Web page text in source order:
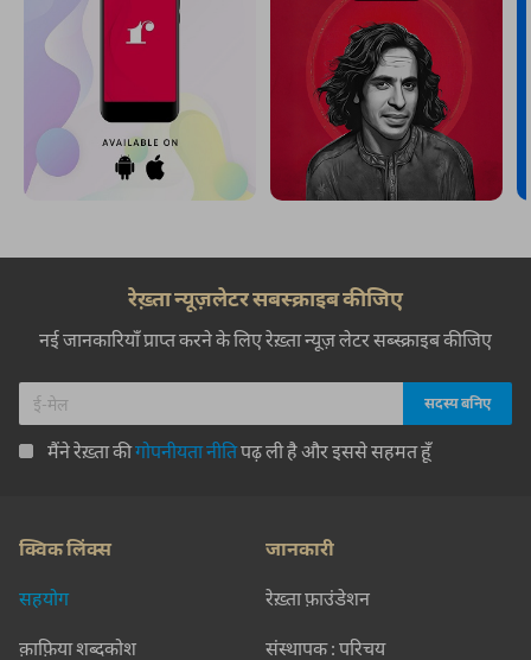
रेख़्ता न्यूज़लेटर सबस्क्राइब कीजिए
नई जानकारियाँ प्राप्त करने के लिए रेख़्ता न्यूज़ लेटर सब्स्क्राइब कीजिए
मैंने रेख़्ता कीगोपनीयता नीतिपढ़ ली है और इससे सहमत हूँ
क्विक लिंक्स
सहयोग
क़ाफ़िया शब्दकोश
जानकारी
रेख़्ता फ़ाउंडेशन
संस्थापक : परिचय